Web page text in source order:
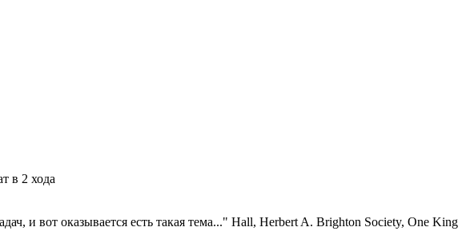
и вот оказывается есть такая тема..." Hall, Herbert A. Brighton Society, One King